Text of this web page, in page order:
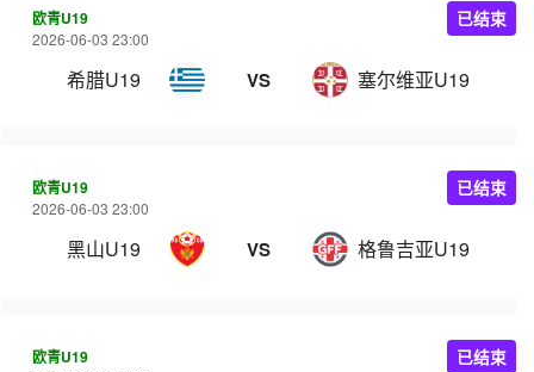
欧青U19
2026-06-03 23:00
希腊U19 VS 塞尔维亚U19
已结束
欧青U19
2026-06-03 23:00
黑山U19 VS 格鲁吉亚U19
已结束
欧青U19 已结束